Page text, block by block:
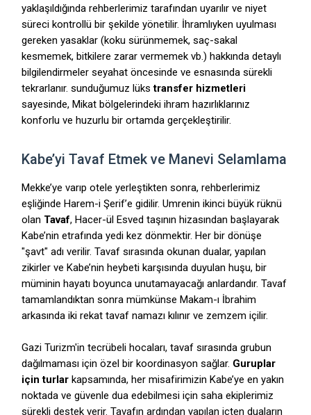
yaklaşıldığında rehberlerimiz tarafından uyarılır ve niyet
süreci kontrollü bir şekilde yönetilir. İhramlıyken uyulması
gereken yasaklar (koku sürünmemek, saç-sakal
kesmemek, bitkilere zarar vermemek vb.) hakkında detaylı
bilgilendirmeler seyahat öncesinde ve esnasında sürekli
tekrarlanır. sunduğumuz lükstransfer hizmetleri
sayesinde, Mikat bölgelerindeki ihram hazırlıklarınız
konforlu ve huzurlu bir ortamda gerçekleştirilir.
Kabe’yi Tavaf Etmek ve Manevi Selamlama
Mekke’ye varıp otele yerleştikten sonra, rehberlerimiz
eşliğinde Harem-i Şerif’e gidilir. Umrenin ikinci büyük rüknü
olan Tavaf, Hacer-ül Esved taşının hizasından başlayarak
Kabe’nin etrafında yedi kez dönmektir. Her bir dönüşe
"şavt" adı verilir. Tavaf sırasında okunan dualar, yapılan
zikirler ve Kabe’nin heybeti karşısında duyulan huşu, bir
müminin hayatı boyunca unutamayacağı anlardandır. Tavaf
tamamlandıktan sonra mümkünse Makam-ı İbrahim
arkasında iki rekat tavaf namazı kılınır ve zemzem içilir.
Gazi Turizm'in tecrübeli hocaları, tavaf sırasında grubun
dağılmaması için özel bir koordinasyon sağlar. Guruplar
için turlar kapsamında, her misafirimizin Kabe’ye en yakın
noktada ve güvenle dua edebilmesi için saha ekiplerimiz
sürekli destek verir. Tavafın ardından yapılan içten duaların